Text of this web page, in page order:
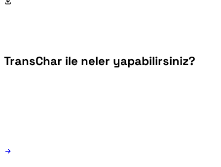
TransChar ile neler yapabilirsiniz?